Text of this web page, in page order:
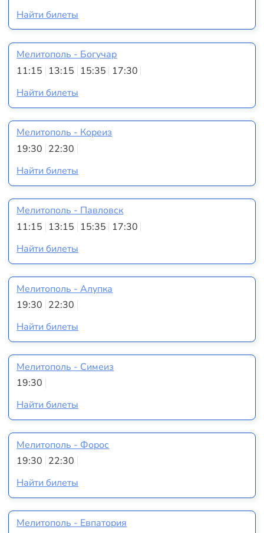
Найти билеты
Мелитополь - Богучар
11:15 13:15 15:35 17:30
Найти билеты
Мелитополь - Кореиз
19:30 22:30
Найти билеты
Мелитополь - Павловск
11:15 13:15 15:35 17:30
Найти билеты
Мелитополь - Алупка
19:30 22:30
Найти билеты
Мелитополь - Симеиз
19:30
Найти билеты
Мелитополь - Форос
19:30 22:30
Найти билеты
Мелитополь - Евпатория